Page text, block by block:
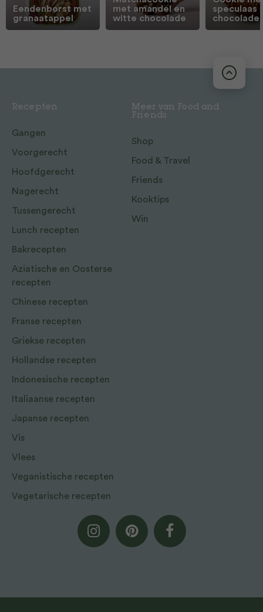
Eendenborst met
granaatappel
met amandel en
witte chocolade
speculaas
chocolade
Recepten
Gangen
Voorgerecht
Hoofdgerecht
Nagerecht
Tussengerecht
Lunch recepten
Bakrecepten
Aziatische en Oosterse
recepten
Chinese recepten
Franse recepten
Griekse recepten
Hollandse recepten
Indonesische recepten
Italiaanse recepten
Japanse recepten
Vis
Vlees
Veganistische recepten
Vegetarische recepten
Meer van Food and
Friends
Shop
Food & Travel
Friends
Kooktips
Win